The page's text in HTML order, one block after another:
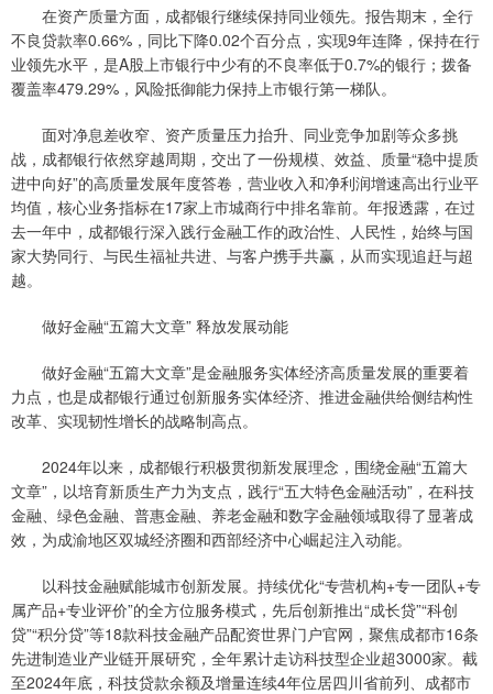
在资产质量方面，成都银行继续保持同业领先。报告期末，全行
不良贷款率0.66%，同比下降0.02个百分点，实现9年连降，保持在行
业领先水平，是A股上市银行中少有的不良率低于0.7%的银行；拨备
覆盖率479.29%，风险抵御能力保持上市银行第一梯队。
面对净息差收窄、资产质量压力抬升、同业竞争加剧等众多挑
战，成都银行依然穿越周期，交出了一份规模、效益、质量“稳中提质
进中向好”的高质量发展年度答卷，营业收入和净利润增速高出行业平
均值，核心业务指标在17家上市城商行中排名靠前。年报透露，在过
去一年中，成都银行深入践行金融工作的政治性、人民性，始终与国
家大势同行、与民生福祉共进、与客户携手共赢，从而实现追赶与超
越。
做好金融“五篇大文章” 释放发展动能
做好金融“五篇大文章”是金融服务实体经济高质量发展的重要着
力点，也是成都银行通过创新服务实体经济、推进金融供给侧结构性
改革、实现韧性增长的战略制高点。
2024年以来，成都银行积极贯彻新发展理念，围绕金融“五篇大
文章”，以培育新质生产力为支点，践行“五大特色金融活动”，在科技
金融、绿色金融、普惠金融、养老金融和数字金融领域取得了显著成
效，为成渝地区双城经济圈和西部经济中心崛起注入动能。
以科技金融赋能城市创新发展。持续优化“专营机构+专一团队+专
属产品+专业评价”的全方位服务模式，先后创新推出“成长贷”“科创
贷”“积分贷”等18款科技金融产品配资世界门户官网，聚焦成都市16条
先进制造业产业链开展研究，全年累计走访科技型企业超3000家。截
至2024年底，科技贷款余额及增量连续4年位居四川省前列、成都市